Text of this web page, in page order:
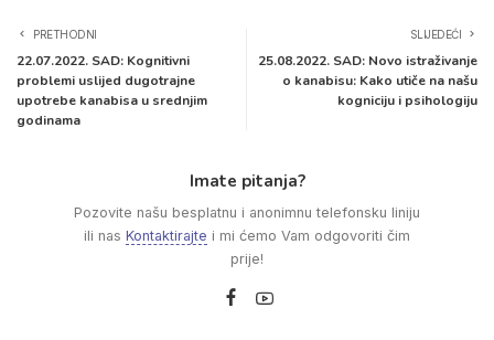
PRETHODNI
22.07.2022. SAD: Kognitivni
problemi uslijed dugotrajne
upotrebe kanabisa u srednjim
godinama
SLIJEDEĆI
25.08.2022. SAD: Novo istraživanje
o kanabisu: Kako utiče na našu
kogniciju i psihologiju
Imate pitanja?
Pozovite našu besplatnu i anonimnu telefonsku liniju
ili nas Kontaktirajte i mi ćemo Vam odgovoriti čim
prije!